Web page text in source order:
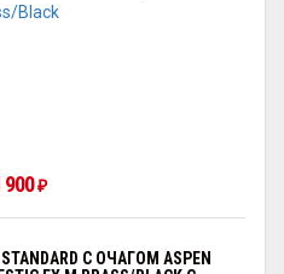
900 ₽
С ОЧАГОМ АSPEN